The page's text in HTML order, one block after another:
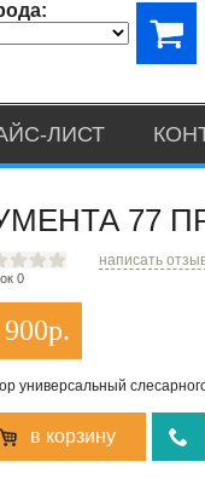
ЛИСТ
77
0
написать
р.
универсальный
в корзину